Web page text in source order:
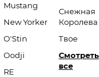
Mustang
New Yorker
O'Stin
Oodji
RE
Снежная
Королева
Твое
Смотреть
все